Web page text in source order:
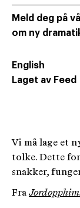
Vi må lage et
tolke. Dette
snakker,
Fra
Meld deg på
om ny
English
Laget av Feed